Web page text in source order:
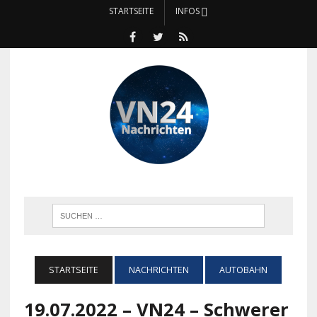
STARTSEITE INFOS
STARTSEITE NACHRICHTEN AUTOBAHN
19.07.2022 – VN24 – Schwerer